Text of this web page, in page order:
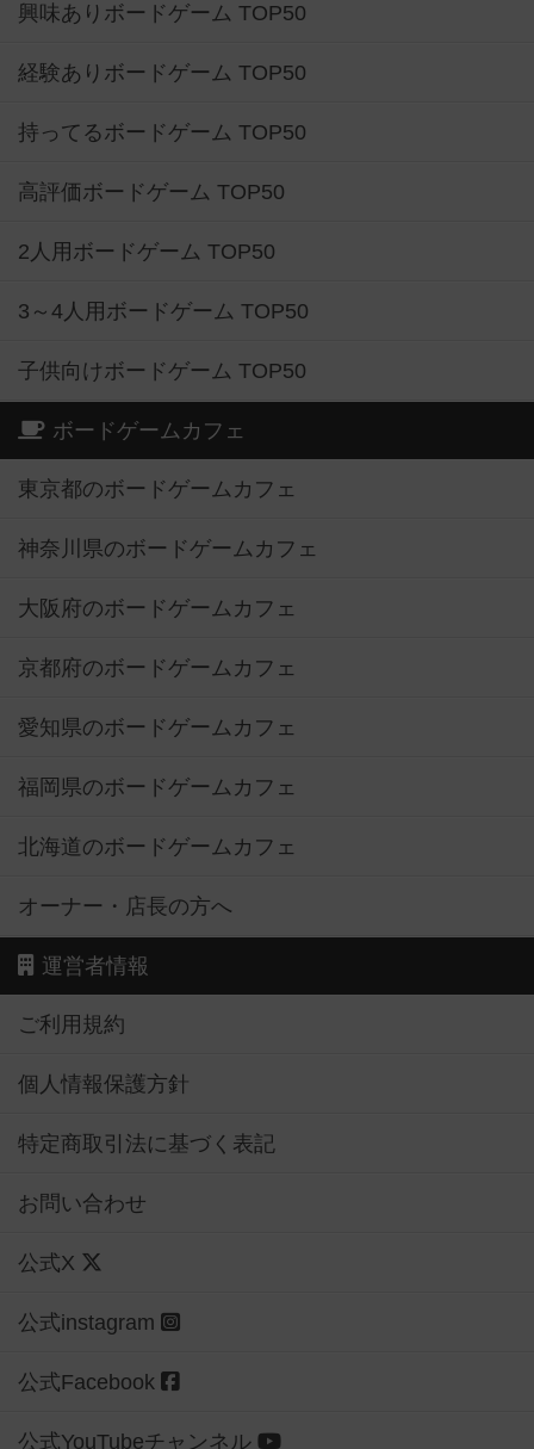
興味ありボードゲーム TOP50
経験ありボードゲーム TOP50
持ってるボードゲーム TOP50
高評価ボードゲーム TOP50
2人用ボードゲーム TOP50
3～4人用ボードゲーム TOP50
子供向けボードゲーム TOP50
ボードゲームカフェ
東京都のボードゲームカフェ
神奈川県のボードゲームカフェ
大阪府のボードゲームカフェ
京都府のボードゲームカフェ
愛知県のボードゲームカフェ
福岡県のボードゲームカフェ
北海道のボードゲームカフェ
オーナー・店長の方へ
運営者情報
ご利用規約
個人情報保護方針
特定商取引法に基づく表記
お問い合わせ
公式X
公式instagram
公式Facebook
公式YouTubeチャンネル